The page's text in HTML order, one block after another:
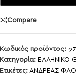
Compare
Κωδικός προϊόντος:
Κατηγορία: ΕΛΛΗΝΙΚΟ
Ετικέτες: ΑΝΔΡΕΑΣ